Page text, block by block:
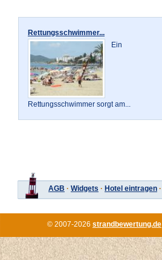
Rettungsschwimmer...
Ein
Rettungsschwimmer sorgt am...
AGB · Widgets · Hotel eintragen ·
© 2007-2026 strandbewertung.de